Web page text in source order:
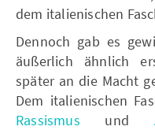
dem italienischen
Dennoch gab es
äußerlich ähnlich
später an die Macht
Dem italienischen
Rassismus und